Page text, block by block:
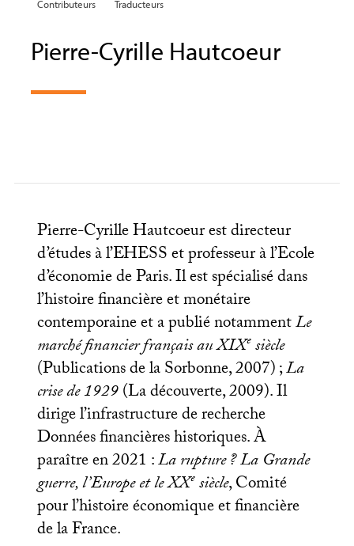
Contributeurs Traducteurs
Pierre-Cyrille Hautcoeur
Pierre-Cyrille Hautcoeur est directeur
d’études à l’EHESSet professeur à l’Ecole
d’économie de Paris. Il est spécialisé dans
l’histoire financière et monétaire
contemporaine et a publié notammentLe
marché financier français auXIXesiècle
(Publications de la Sorbonne, 2007);La
crise de 1929(La découverte, 2009). Il
dirige l’infrastructure de recherche
Données financières historiques. À
paraître en 2021 :La rupture? La Grande
guerre, l’Europe et leXXesiècle, Comité
pour l’histoire économique et financière
de la France.